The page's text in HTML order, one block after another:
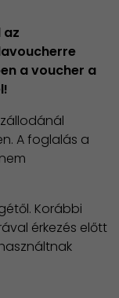
az
a voucher a
A foglalás a
Korábbi
érkezés előtt